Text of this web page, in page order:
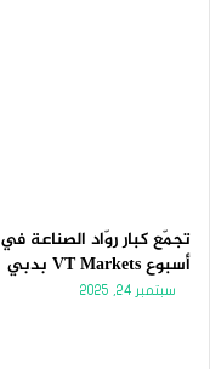
تجمّع كبار روّاد الصناعة في
أسبوع VT Markets بدبي
سبتمبر 24, 2025